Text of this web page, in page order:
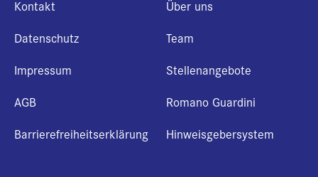
Kontakt
Datenschutz
Impressum
AGB
Barrierefreiheitserklärung
Über uns
Team
Stellenangebote
Romano Guardini
Hinweisgebersystem